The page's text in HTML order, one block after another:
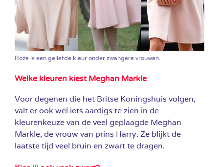
Roze is een geliefde kleur onder zwangere vrouwen.
Welke kleuren kiest Meghan Markle
Voor degenen die het Britse Koningshuis volgen,
valt er ook wel iets aardigs te zien in de
kleurenkeuze van de veel geplaagde Meghan
Markle, de vrouw van prins Harry. Ze blijkt de
laatste tijd veel bruin en zwart te dragen.